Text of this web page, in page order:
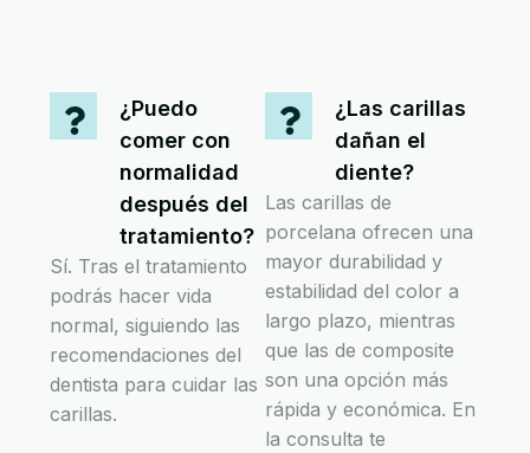
¿Puedo
comer con
normalidad
después del
tratamiento?
Sí. Tras el tratamiento
podrás hacer vida
normal, siguiendo las
recomendaciones del
dentista para cuidar las
carillas.
¿Las carillas
dañan el
diente?
Las carillas de
porcelana ofrecen una
mayor durabilidad y
estabilidad del color a
largo plazo, mientras
que las de composite
son una opción más
rápida y económica. En
la consulta te